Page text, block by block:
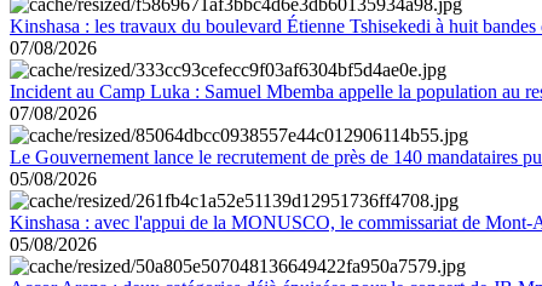
Kinshasa : les travaux du boulevard Étienne Tshisekedi à huit
07/08/2026
Incident au Camp Luka : Samuel Mbemba appelle la population au
07/08/2026
Le Gouvernement lance le recrutement de près de 140 mandataires
05/08/2026
Kinshasa : avec l'appui de la MONUSCO, le commissariat de Mont-
05/08/2026